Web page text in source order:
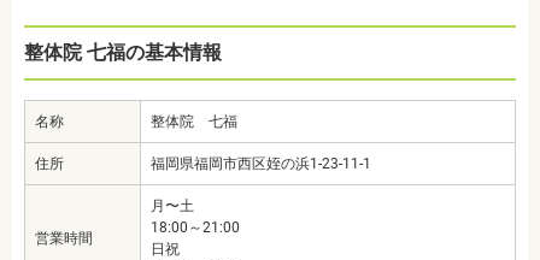
整体院 七福の基本情報
名称 整体院 七福
住所 福岡県福岡市西区姪の浜1-23-11-1
営業時間
月〜土
18:00～21:00
日祝